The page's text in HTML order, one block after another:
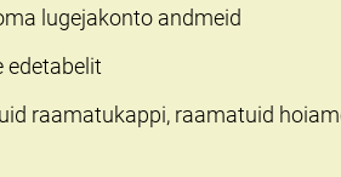
lugejakonto andmeid
edetabelit
raamatukappi, raamatuid